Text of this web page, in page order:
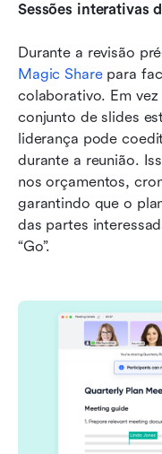
Sessões interativas
Durante a revisão
Magic Share para
colaborativo. Em
conjunto de slides
liderança pode
durante a reunião.
nos orçamentos,
garantindo que o
das partes
“Go”.